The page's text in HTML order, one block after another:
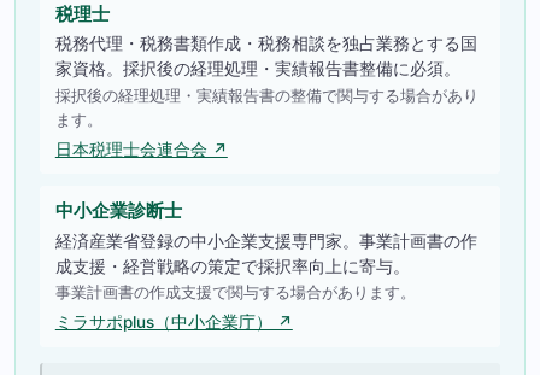
税理士
税務代理・税務書類作成・税務相談を独占業務とする国
家資格。採択後の経理処理・実績報告書整備に必須。
採択後の経理処理・実績報告書の整備で関与する場合があり
ます。
日本税理士会連合会 ↗
中小企業診断士
経済産業省登録の中小企業支援専門家。事業計画書の作
成支援・経営戦略の策定で採択率向上に寄与。
事業計画書の作成支援で関与する場合があります。
ミラサポplus（中小企業庁） ↗